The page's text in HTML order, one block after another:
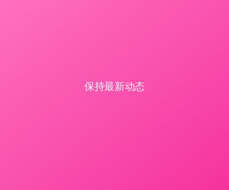
保持最新动态